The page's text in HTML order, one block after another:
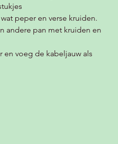
peper en verse kruiden.
andere pan met kruiden en
en voeg de kabeljauw als